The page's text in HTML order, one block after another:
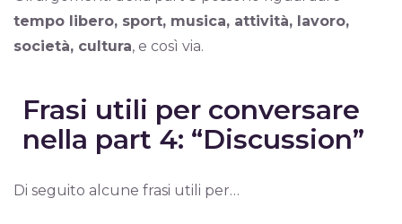
tempo libero, sport, musica, attività, lavoro,
società, cultura, e così via.
Frasi utili per conversare
nella part 4: “Discussion”
Di seguito alcune frasi utili per…